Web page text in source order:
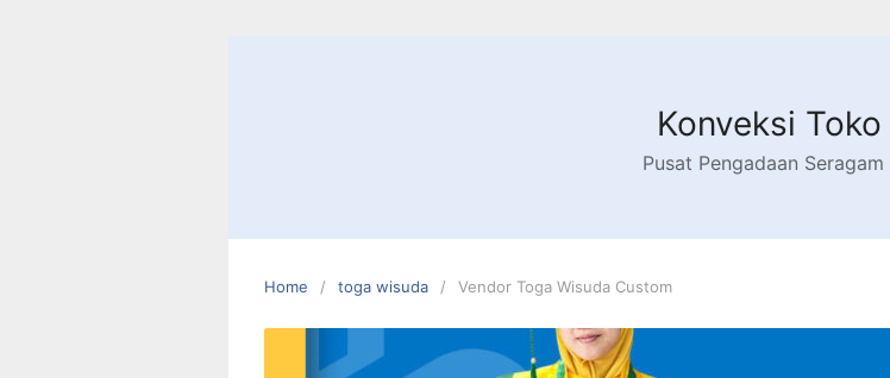
Konveksi Toko
Pusat Pengadaan Seragam
Home toga wisuda Vendor Toga Wisuda Custom